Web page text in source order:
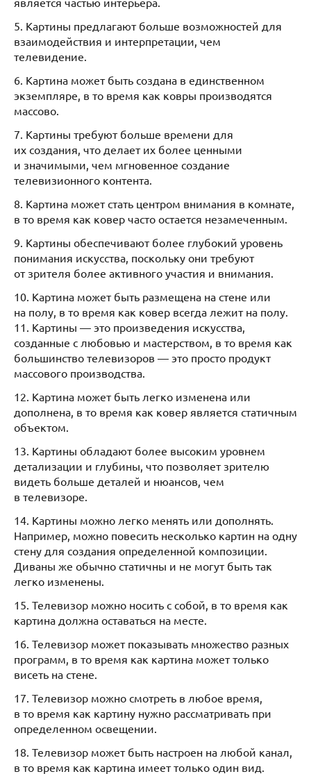
5. Картины предлагают больше возможностей для
взаимодействия и интерпретации, чем
телевидение.
6. Картина может быть создана в единственном
экземпляре, в то время как ковры производятся
массово.
7. Картины требуют больше времени для
их создания, что делает их более ценными
и значимыми, чем мгновенное создание
телевизионного контента.
8. Картина может стать центром внимания в комнате,
в то время как ковер часто остается незамеченным.
9. Картины обеспечивают более глубокий уровень
понимания искусства, поскольку они требуют
от зрителя более активного участия и внимания.
10. Картина может быть размещена на стене или
на полу, в то время как ковер всегда лежит на полу.
11. Картины — это произведения искусства,
созданные с любовью и мастерством, в то время как
большинство телевизоров — это просто продукт
массового производства.
12. Картина может быть легко изменена или
дополнена, в то время как ковер является статичным
объектом.
13. Картины обладают более высоким уровнем
детализации и глубины, что позволяет зрителю
видеть больше деталей и нюансов, чем
в телевизоре.
14. Картины можно легко менять или дополнять.
Например, можно повесить несколько картин на одну
стену для создания определенной композиции.
Диваны же обычно статичны и не могут быть так
легко изменены.
15. Телевизор можно носить с собой, в то время как
картина должна оставаться на месте.
16. Телевизор может показывать множество разных
программ, в то время как картина может только
висеть на стене.
17. Телевизор можно смотреть в любое время,
в то время как картину нужно рассматривать при
определенном освещении.
18. Телевизор может быть настроен на любой канал,
в то время как картина имеет только один вид.